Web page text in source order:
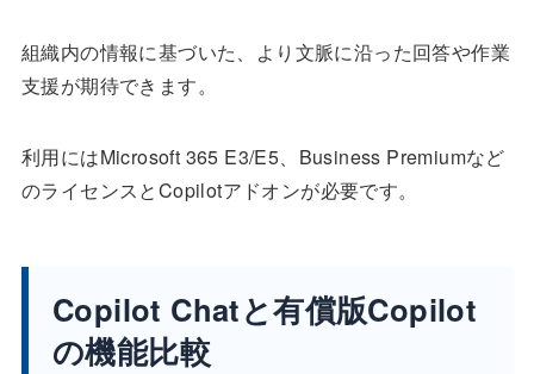
組織内の情報に基づいた、より文脈に沿った回答や作業
支援が期待できます。
利用にはMicrosoft 365 E3/E5、Business Premiumなど
のライセンスとCopilotアドオンが必要です。
Copilot Chatと有償版Copilot
の機能比較